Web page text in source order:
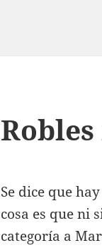
Se dice que
cosa es que ni
categoría a